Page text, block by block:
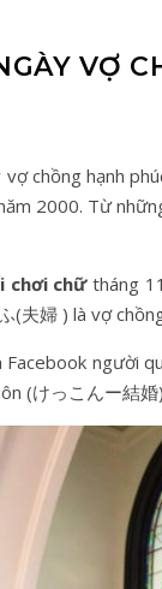
VỢ
chồng hạnh
2000. Từ
chơi chữtháng
夫婦 ) là vợ
người
(けっこんー結